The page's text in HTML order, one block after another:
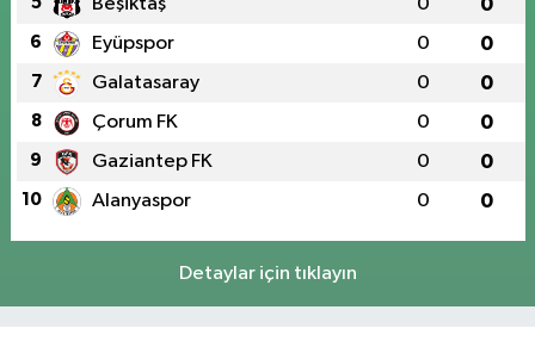
Beşiktaş 0 0
6 Eyüpspor 0 0
7 Galatasaray 0 0
8 Çorum FK 0 0
9 Gaziantep FK 0 0
10 Alanyaspor 0 0
Detaylar için tıklayın